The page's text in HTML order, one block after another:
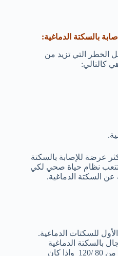
بالسكتة الدماغية:
الخطر التي تزيد من
كالتالي:
عرضة للإصابة بالسكتة
تتعب نظام حياة صحي لكي
عن السكتة الدماغية.
للسكتات الدماغية.
بالسكتة الدماغية
فالقراءة الطبيعية لضغط الدم أقل من 80 /120 واذا كان